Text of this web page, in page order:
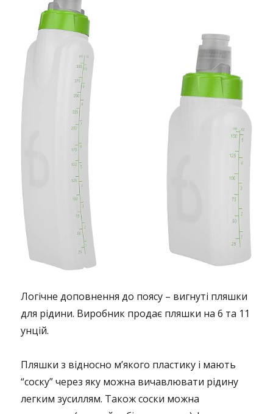
Логічне доповнення до поясу – вигнуті пляшки
для рідини. Виробник продає пляшки на 6 та 11
унцій.
Пляшки з відносно м’якого пластику і мають
“соску” через яку можна вичавлювати рідину
легким зусиллям. Також соски можна